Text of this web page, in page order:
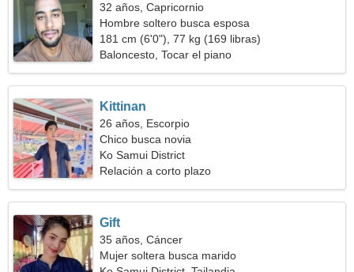
32 años, Capricornio
Hombre soltero busca esposa
181 cm (6'0"), 77 kg (169 libras)
Baloncesto, Tocar el piano
Kittinan
26 años, Escorpio
Chico busca novia
Ko Samui District
Relación a corto plazo
Gift
35 años, Cáncer
Mujer soltera busca marido